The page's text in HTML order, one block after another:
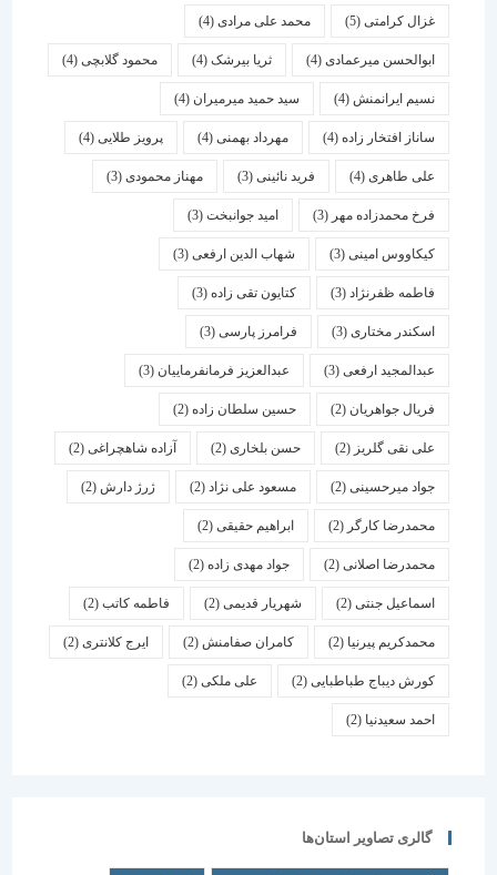
غزال کرامتی(5) محمد علی مرادی(4)
ابوالحسن میرعمادی(4) ثریا بیرشک(4) محمود گلابچی(4)
نسیم ایرانمنش(4) سید حمید میرمیران(4)
ساناز افتخار زاده(4) مهرداد بهمنی (4) پرویز طلایی(4)
علی طاهری(4) فرید نائینی(3) مهناز محمودی(3)
فرخ محمدزاده مهر(3) امید جوانبخت(3)
کیکاووس امینی(3) شهاب الدین ارفعی(3)
فاطمه ظفرنژاد(3) کتایون تقی زاده(3)
اسكندر مختاری (3) فرامرز پارسی(3)
عبدالمجید ارفعی(3) عبدالعزیز فرمانفرماییان(3)
فریال جواهریان(2) حسین سلطان زاده(2)
علی نقی گلریز(2) حسن بلخاری(2) آزاده شاهچراغی(2)
جواد میرحسینی(2) مسعود علی نژاد(2) ژرژ دارش (2)
محمدرضا کارگر(2) ابراهیم حقیقی(2)
محمدرضا اصلانی(2) جواد مهدی زاده(2)
اسماعیل جنتی(2) شهریار قدیمی(2) فاطمه کاتب(2)
محمدکریم پیرنیا (2) کامران صفامنش(2) ایرج کلانتری (2)
کورش دیباج طباطبایی(2) علی ملکی(2)
احمد سعیدنیا (2)
گالری تصاویر استان‌ها